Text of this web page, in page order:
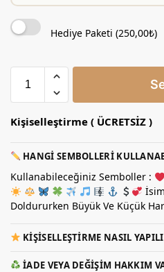
Hediye Paketi (250,00₺)
Kişiselleştirme ( ÜCRETSİZ )
HANGI SEMBOLLERI
Kullanabileceğiniz Semboller :
Doldururken Büyük Ve Küçük
KIŞISELLEŞTIRME NASIL
İADE VEYA DEĞIŞIM HAKKIM